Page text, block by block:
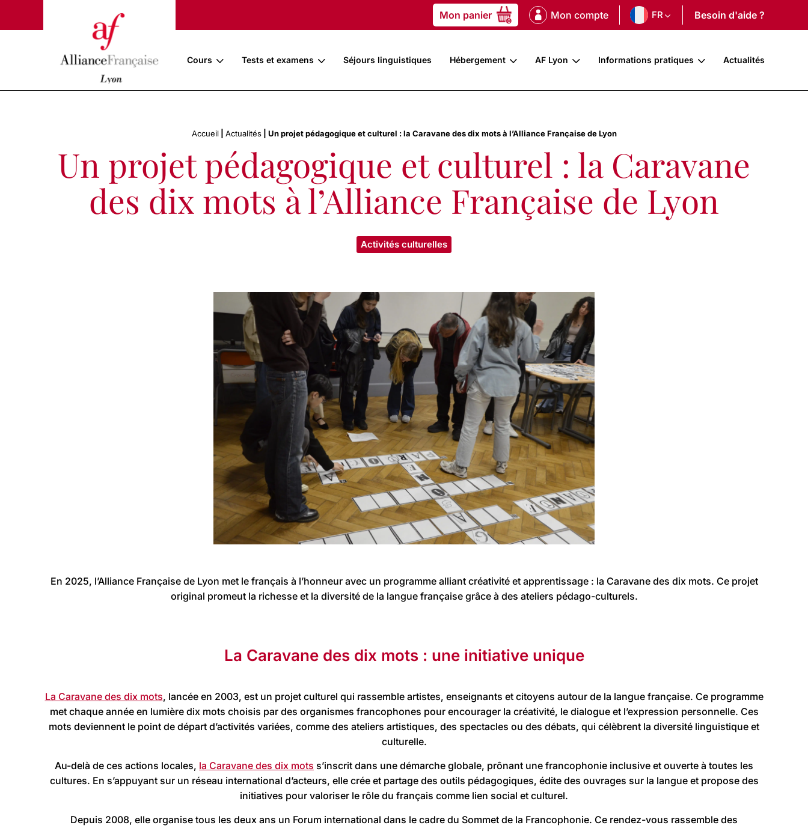
Mon panier 0 Mon compte FR Besoin d'aide ?
Cours Tests et examens Séjours linguistiques Hébergement AF Lyon Informations pratiques Actualités
Accueil| Actualités| Un projet pédagogique et culturel : la Caravane des dix mots à l’Alliance Française de Lyon
Un projet pédagogique et culturel : la Caravane
des dix mots à l’Alliance Française de Lyon
Activités culturelles
En 2025, l’Alliance Française de Lyon met le français à l’honneur avec un programme alliant créativité et apprentissage : la Caravane des dix mots. Ce projet
original promeut la richesse et la diversité de la langue française grâce à des ateliers pédago-culturels.
La Caravane des dix mots : une initiative unique
La Caravane des dix mots, lancée en 2003, est un projet culturel qui rassemble artistes, enseignants et citoyens autour de la langue française. Ce programme
met chaque année en lumière dix mots choisis par des organismes francophones pour encourager la créativité, le dialogue et l’expression personnelle. Ces
mots deviennent le point de départ d’activités variées, comme des ateliers artistiques, des spectacles ou des débats, qui célèbrent la diversité linguistique et
culturelle.
Au-delà de ces actions locales, la Caravane des dix mots s’inscrit dans une démarche globale, prônant une francophonie inclusive et ouverte à toutes les
cultures. En s’appuyant sur un réseau international d’acteurs, elle crée et partage des outils pédagogiques, édite des ouvrages sur la langue et propose des
initiatives pour valoriser le rôle du français comme lien social et culturel.
Depuis 2008, elle organise tous les deux ans un Forum international dans le cadre du Sommet de la Francophonie. Ce rendez-vous rassemble des